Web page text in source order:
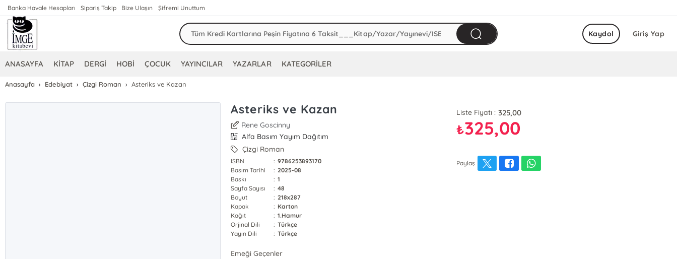
Banka Havale Hesapları Sipariş Takip Bize Ulaşın Şifremi Unuttum
Giriş Yap
Kaydol
ANASAYFA KİTAP DERGİ HOBİ ÇOCUK YAYINCILAR YAZARLAR KATEGORİLER
Anasayfa Edebiyat Çizgi Roman Asteriks ve Kazan
Asteriks ve Kazan
Rene Goscinny
Alfa Basım Yayım Dağıtım
Çizgi Roman
ISBN : 9786253893170
Basım Tarihi
: 2025-08
Baskı
: 1
Sayfa Sayısı
: 48
Boyut
: 218x287
Kapak
: Karton
Kağıt
: 1.Hamur
Orjinal Dili
: Türkçe
Yayın Dili
: Türkçe
Emeği Geçenler
Liste Fiyatı : 325,00
₺325,00
Paylaş